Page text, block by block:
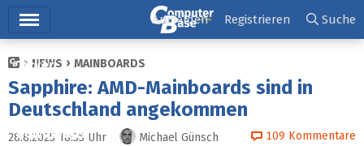
Ticker
Tests
Downloads
Anmelden Registrieren Suche
NEWS MAINBOARDS
Sapphire: AMD-Mainboards sind in
Deutschland angekommen
28.8.2025 18:35 Uhr Michael Günsch 109 Kommentare